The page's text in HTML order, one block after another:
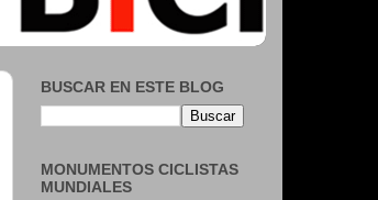
BUSCAR EN ESTE BLOG
MONUMENTOS CICLISTAS
MUNDIALES